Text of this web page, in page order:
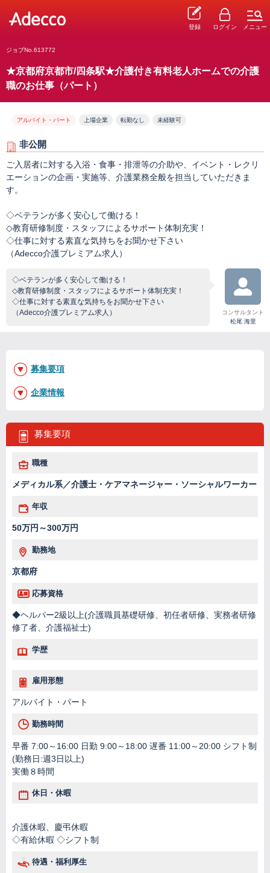
登録 ログイン メニュー
ジョブNo.613772
★京都府京都市/四条駅★介護付き有料老人ホームでの介護
職のお仕事（パート）
アルバイト・パート 上場企業 転勤なし 未経験可
非公開
ご入居者に対する入浴・食事・排泄等の介助や、イベント・レクリ
エーションの企画・実施等、介護業務全般を担当していただきま
す。
◇ベテランが多く安心して働ける！
◇教育研修制度・スタッフによるサポート体制充実！
◇仕事に対する素直な気持ちをお聞かせ下さい
（Adecco介護プレミアム求人）
◇ベテランが多く安心して働ける！
◇教育研修制度・スタッフによるサポート体制充実！
◇仕事に対する素直な気持ちをお聞かせ下さい
（Adecco介護プレミアム求人）
コンサルタント
松尾 海里
募集要項
職種
メディカル系／介護士・ケアマネージャー・ソーシャルワーカー
年収
50万円～300万円
勤務地
京都府
応募資格
◆ヘルパー2級以上(介護職員基礎研修、初任者研修、実務者研修
修了者、介護福祉士)
学歴
雇用形態
アルバイト・パート
勤務時間
早番 7:00～16:00 日勤 9:00～18:00 遅番 11:00～20:00 シフト制
(勤務日:週3日以上)
実働８時間
休日・休暇
介護休暇、慶弔休暇
◇有給休暇 ◇シフト制
待遇・福利厚生
募集要項
企業情報